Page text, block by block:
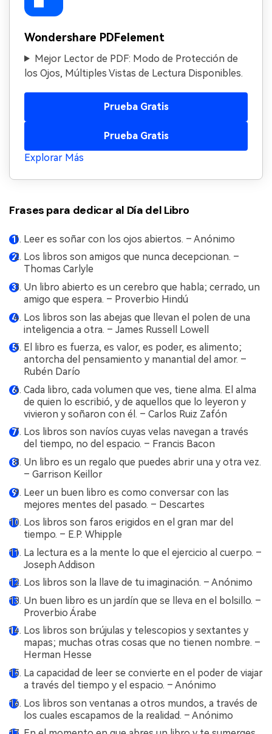
Wondershare PDFelement
Mejor Lector de PDF: Modo de Protección de
los Ojos, Múltiples Vistas de Lectura Disponibles.
Prueba Gratis
Prueba Gratis
Explorar Más
Frases para dedicar al Día del Libro
Leer es soñar con los ojos abiertos. – Anónimo
Los libros son amigos que nunca decepcionan. –
Thomas Carlyle
Un libro abierto es un cerebro que habla; cerrado, un
amigo que espera. – Proverbio Hindú
Los libros son las abejas que llevan el polen de una
inteligencia a otra. – James Russell Lowell
El libro es fuerza, es valor, es poder, es alimento;
antorcha del pensamiento y manantial del amor. –
Rubén Darío
Cada libro, cada volumen que ves, tiene alma. El alma
de quien lo escribió, y de aquellos que lo leyeron y
vivieron y soñaron con él. – Carlos Ruiz Zafón
Los libros son navíos cuyas velas navegan a través
del tiempo, no del espacio. – Francis Bacon
Un libro es un regalo que puedes abrir una y otra vez.
– Garrison Keillor
Leer un buen libro es como conversar con las
mejores mentes del pasado. – Descartes
Los libros son faros erigidos en el gran mar del
tiempo. – E.P. Whipple
La lectura es a la mente lo que el ejercicio al cuerpo. –
Joseph Addison
Los libros son la llave de tu imaginación. – Anónimo
Un buen libro es un jardín que se lleva en el bolsillo. –
Proverbio Árabe
Los libros son brújulas y telescopios y sextantes y
mapas; muchas otras cosas que no tienen nombre. –
Herman Hesse
La capacidad de leer se convierte en el poder de viajar
a través del tiempo y el espacio. – Anónimo
Los libros son ventanas a otros mundos, a través de
los cuales escapamos de la realidad. – Anónimo